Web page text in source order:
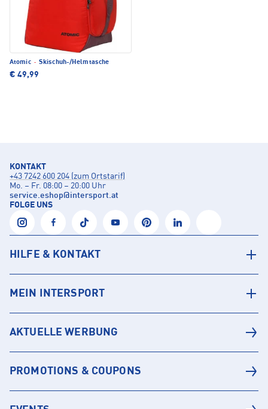
Atomic · Skischuh-/Helmtasche
€ 49,99
KONTAKT
+43 7242 600 204 (zum Ortstarif)
Mo. – Fr. 08:00 – 20:00 Uhr
service.eshop@intersport.at
FOLGE UNS
HILFE & KONTAKT
MEIN INTERSPORT
AKTUELLE WERBUNG
PROMOTIONS & COUPONS